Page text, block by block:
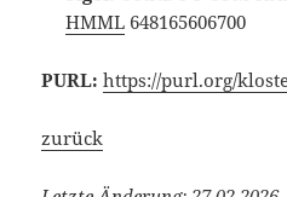
HMML 648165606700
PURL: https://purl.org/
zurück